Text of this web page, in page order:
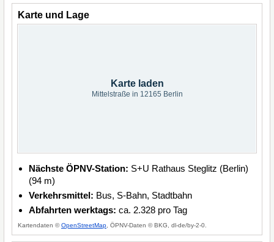
Karte und Lage
Karte laden
Mittelstraße in 12165 Berlin
Nächste ÖPNV-Station: S+U Rathaus Steglitz (Berlin)
(94 m)
Verkehrsmittel: Bus, S-Bahn, Stadtbahn
Abfahrten werktags: ca. 2.328 pro Tag
Kartendaten ©OpenStreetMap , ÖPNV-Daten © BKG, dl-de/by-2-0.